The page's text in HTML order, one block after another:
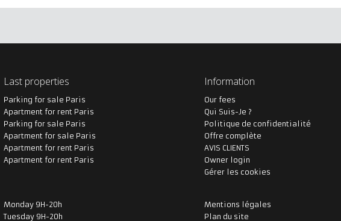
Last properties
Parking for sale Paris
Apartment for rent Paris
Parking for sale Paris
Apartment for sale Paris
Apartment for rent Paris
Apartment for rent Paris
Information
Our fees
Qui Suis-Je ?
Politique de confidentialité
Offre complète
AVIS CLIENTS
Owner login
Gérer les cookies
Monday 9H-20h
Tuesday 9H-20h
Mentions légales
Plan du site